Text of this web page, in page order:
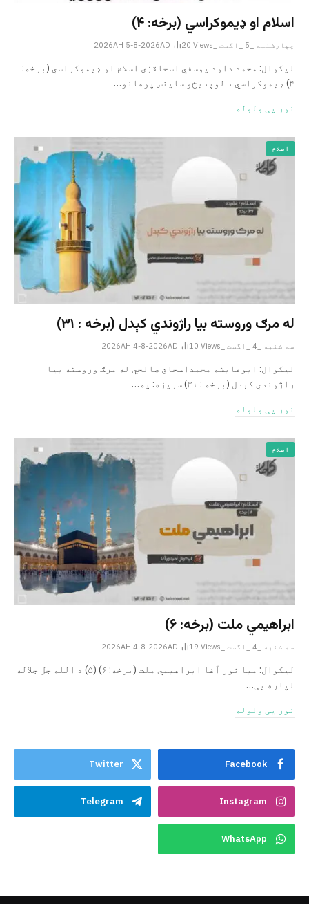
اسلام او ډیموکراسي (برخه: ۴)
چهارشنبه _5 _اگست _2026AH 5-8-2026AD 20 Views
لیکوال: محمد داود یوسفي اسحاقزی اسلام او ډیموکراسي (برخه:
۴) ډیموکراسي د لوېدیځو ساینس پوهانو…
نور یی ولوله
اسلام
له مرګ وروسته بیا راژوندي کېدل (برخه : ۳۱)
سه شنبه _4 _اگست _2026AH 4-8-2026AD 10 Views
لیکوال: ابوعایشه محمداسحاق صالحي له مرګ وروسته بیا
راژوندي کېدل (برخه : ۳۱) سریزه: په…
نور یی ولوله
اسلام
ابراهيمي ملت (برخه: ۶)
سه شنبه _4 _اگست _2026AH 4-8-2026AD 19 Views
ليکوال: میا نور آغا ابراهيمي ملت (برخه: ۶) (۵) د الله جل جلاله
لپاره یې…
نور یی ولوله
Facebook
Twitter
Instagram
Telegram
WhatsApp